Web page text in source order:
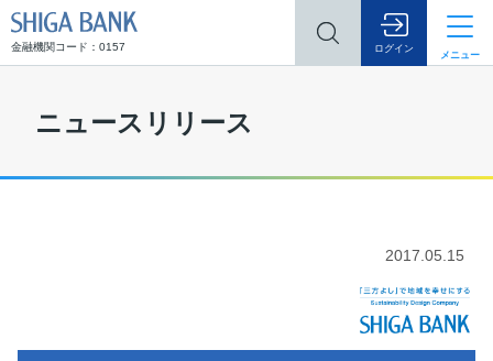
金融機関コード：0157 ログイン
メニュー
ニュースリリース
2017.05.15